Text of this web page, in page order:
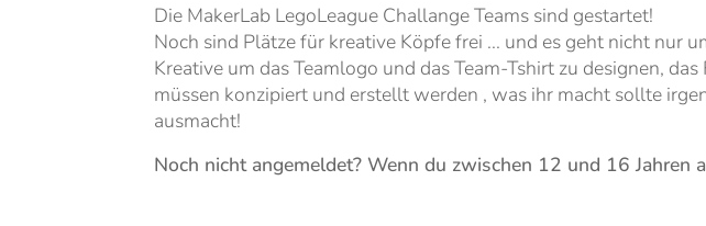
Die MakerLab LegoLeague Challange Teams sind gestartet!
Noch sind Plätze für kreative Köpfe frei ... und es geht nicht nur
Kreative um das Teamlogo und das Team-Tshirt zu designen,
müssen konzipiert und erstellt werden , was ihr macht sollte
ausmacht!
Noch nicht angemeldet? Wenn du zwischen 12 und 16 Jahren